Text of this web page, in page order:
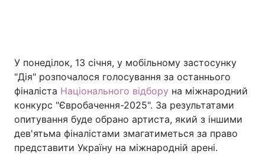
Головна Війна
Україна
Економіка Світ
Спорт Наука
У понеділок, 13 січня, у мобільному застосунку
"Дія" розпочалося голосування за останнього
фіналіста Національного відбору на міжнародний
конкурс "Євробачення-2025". За результатами
опитування буде обрано артиста, який з іншими
дев'ятьма фіналістами змагатиметься за право
представити Україну на міжнародній арені.